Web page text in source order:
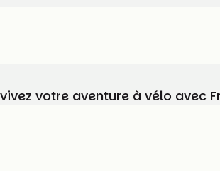
votre aventure à vélo avec